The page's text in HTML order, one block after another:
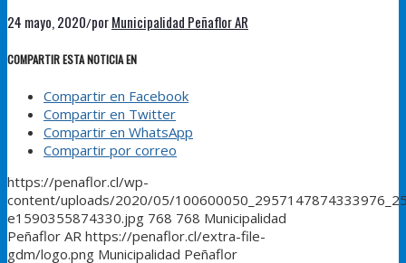
24 mayo, 2020/porMunicipalidad Peñaflor AR
COMPARTIR ESTA NOTICIA EN
Compartir en Facebook
Compartir en Twitter
Compartir en WhatsApp
Compartir por correo
https://penaflor.cl/wp-
content/uploads/2020/05/
e1590355874330.jpg 768 768 Municipalidad
Peñaflor AR https://penaflor.cl/extra-file-
gdm/logo.png Municipalidad Peñaflor